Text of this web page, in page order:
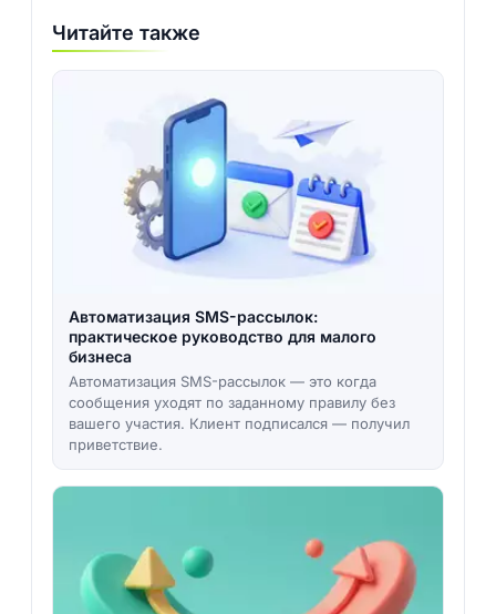
Читайте также
Автоматизация SMS-рассылок:
практическое руководство для малого
бизнеса
Автоматизация SMS-рассылок — это когда
сообщения уходят по заданному правилу без
вашего участия. Клиент подписался — получил
приветствие.